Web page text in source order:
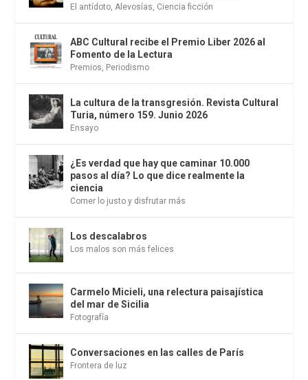
El antídoto Alevosías Ciencia ficción
ABC Cultural recibe el Premio Liber 2026 al
Fomento de la Lectura
Premios Periodismo
La cultura de la transgresión. Revista Cultural
Turia, número 159. Junio 2026
Ensayo
¿Es verdad que hay que caminar 10.000
pasos al día? Lo que dice realmente la
ciencia
Comer lo justo y disfrutar más
Los descalabros
Los malos son más felices
Carmelo Micieli, una relectura paisajística
del mar de Sicilia
Fotografía
Conversaciones en las calles de París
Frontera de luz